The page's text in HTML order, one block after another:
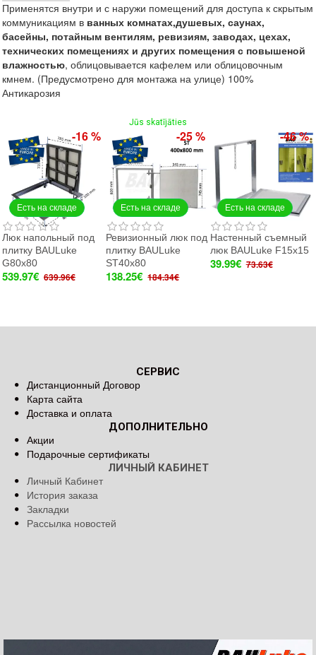
Применятся внутри и с наружи помещений для доступа к скрытым
коммуникациям в ванных комнатах,душевых, саунах,
басейны, потайным вентилям, ревизиям, заводах, цехах,
технических помещениях и других помещения с повышеной
влажностью, облицовывается кафелем или облицовочным
кмнем. (Предусмотрено для монтажа на улице) 100%
Антикарозия
Jūs skatījāties
Есть на складе
-16 %
Люк напольный под
плитку BAULuke
G80x80
539.97€ 639.96€
Есть на складе
-25 %
Ревизионный люк под
плитку BAULuke
ST40x80
138.25€ 184.34€
Есть на складе
-46 %
Настенный съемный
люк BAULuke F15x15
39.99€ 73.63€
СЕРВИС
Дистанционный Договор
Карта сайта
Доставка и оплата
ДОПОЛНИТЕЛЬНО
Акции
Подарочные сертификаты
ЛИЧНЫЙ КАБИНЕТ
Личный Кабинет
История заказа
Закладки
Рассылка новостей